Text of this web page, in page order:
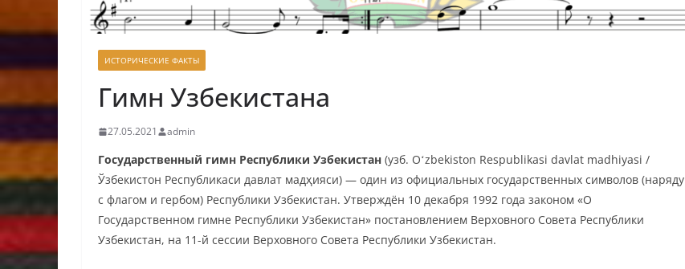
ИСТОРИЧЕСКИЕ ФАКТЫ
Гимн Узбекистана
27.05.2021 admin
Государственный гимн Республики Узбекистан (узб. Oʻzbekiston Respublikasi davlat madhiyasi /
Ўзбекистон Республикаси давлат мадҳияси) — один из официальных государственных символов (наряду
с флагом и гербом) Республики Узбекистан. Утверждён 10 декабря 1992 года законом «О
Государственном гимне Республики Узбекистан» постановлением Верховного Совета Республики
Узбекистан, на 11-й сессии Верховного Совета Республики Узбекистан.